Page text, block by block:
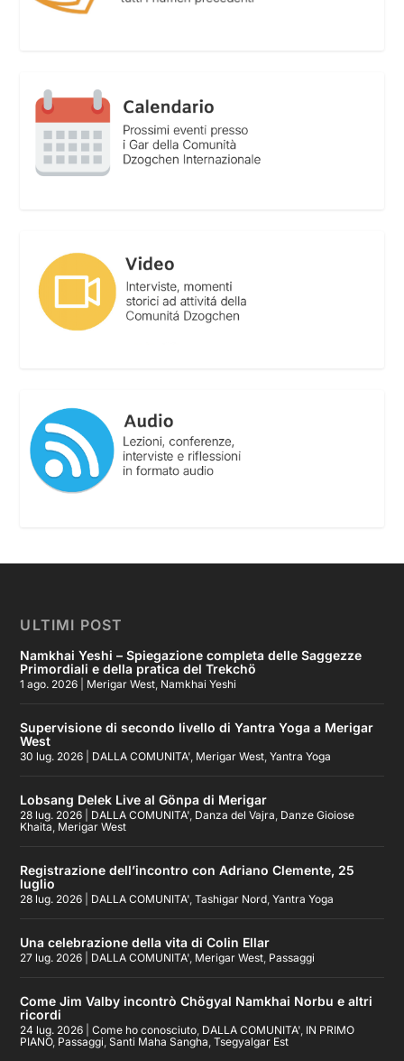
ULTIMI POST
Namkhai Yeshi – Spiegazione completa delle Saggezze
Primordiali e della pratica del Trekchö
1 ago. 2026 Merigar West, Namkhai Yeshi
Supervisione di secondo livello di Yantra Yoga a Merigar
West
30 lug. 2026 DALLA COMUNITA', Merigar West,Yantra Yoga
Lobsang Delek Live al Gönpa di Merigar
28 lug. 2026 DALLA COMUNITA', Danza del Vajra, Danze Gioiose
Khaita, Merigar West
Registrazione dell’incontro con Adriano Clemente, 25
luglio
28 lug. 2026 DALLA COMUNITA',Tashigar Nord,Yantra Yoga
Una celebrazione della vita di Colin Ellar
27 lug. 2026 DALLA COMUNITA', Merigar West, Passaggi
Come Jim Valby incontrò Chögyal Namkhai Norbu e altri
ricordi
24 lug. 2026 |Come ho conosciuto, DALLA COMUNITA', IN PRIMO
PIANO, Passaggi,Santi Maha Sangha,Tsegyalgar Est